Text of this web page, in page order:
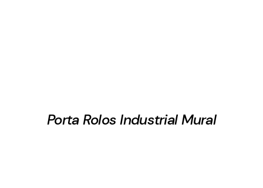
Porta Rolos Industrial Mural